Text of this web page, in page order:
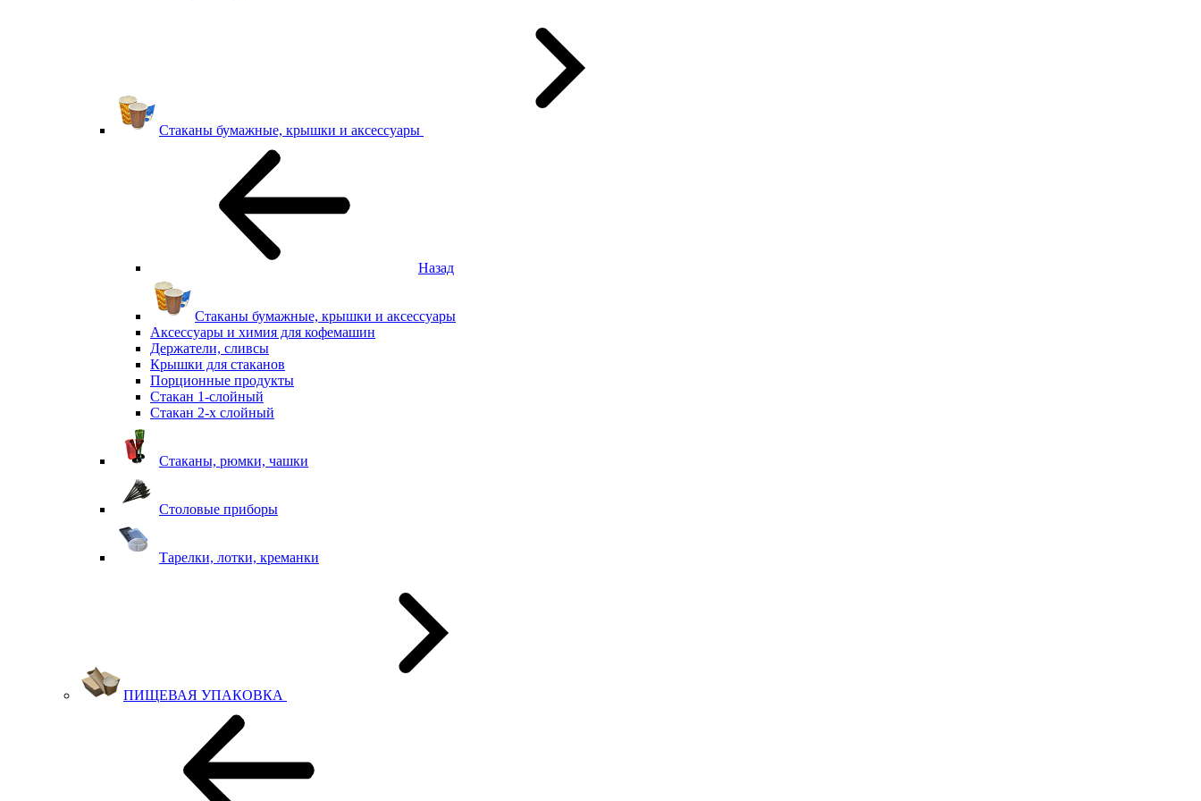
Стаканы бумажные, крышки и аксессуары
Назад
Стаканы бумажные, крышки и аксессуары
Аксессуары и химия для кофемашин
Держатели, сливсы
Крышки для стаканов
Порционные продукты
Стакан 1-слойный
Стакан 2-х слойный
Стаканы, рюмки, чашки
Столовые приборы
Тарелки, лотки, креманки
ПИЩЕВАЯ УПАКОВКА